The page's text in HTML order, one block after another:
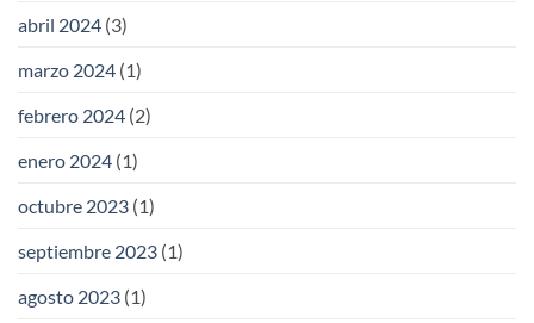
abril 2024 (3)
marzo 2024 (1)
febrero 2024 (2)
enero 2024 (1)
octubre 2023 (1)
septiembre 2023 (1)
agosto 2023 (1)